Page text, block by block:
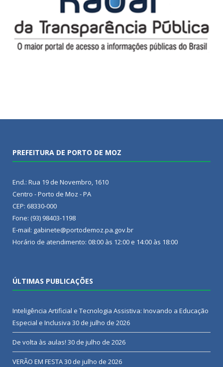
PREFEITURA DE PORTO DE MOZ
End.: Rua 19 de Novembro, 1610
Centro - Porto de Moz - PA
CEP: 68330-000
Fone: (93) 98403-1198
E-mail: gabinete@portodemoz.pa.gov.br
Horário de atendimento: 08:00 às 12:00 e 14:00 às 18:00
ÚLTIMAS PUBLICAÇÕES
Inteligência Artificial e Tecnologia Assistiva: Inovando a Educação
Especial e Inclusiva 30 de julho de 2026
De volta às aulas! 30 de julho de 2026
VERÃO EM FESTA30 de julho de 2026